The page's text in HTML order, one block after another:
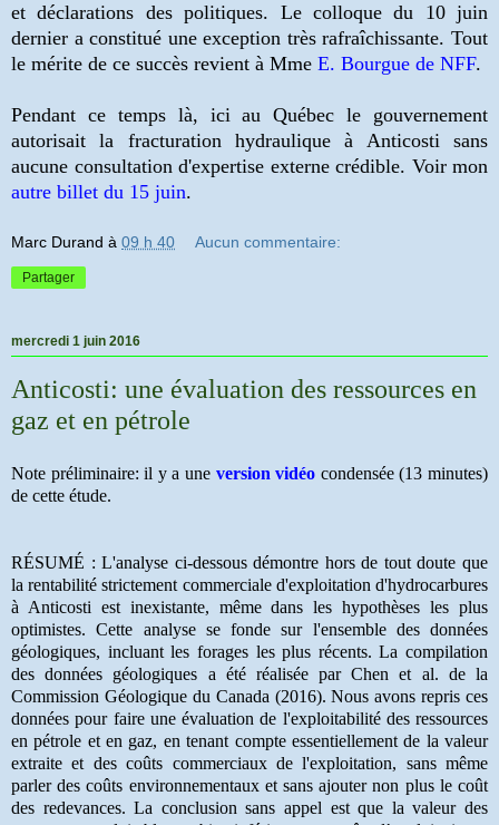
et déclarations des politiques. Le colloque du 10 juin
dernier a constitué une exception très rafraîchissante. Tout
le mérite de ce succès revient à Mme E. Bourgue de NFF.
Pendant ce temps là, ici au Québec le gouvernement
autorisait la fracturation hydraulique à Anticosti sans
aucune consultation d'expertise externe crédible. Voir mon
autre billet du 15 juin.
Marc Durand à 09 h 40 Aucun commentaire:
Partager
mercredi 1 juin 2016
Anticosti: une évaluation des ressources en
gaz et en pétrole
Note préliminaire: il y a une version vidéo condensée (13 minutes)
de cette étude.
RÉSUMÉ : L'analyse ci-dessous démontre hors de tout doute que
la rentabilité strictement commerciale d'exploitation d'hydrocarbures
à Anticosti est inexistante, même dans les hypothèses les plus
optimistes. Cette analyse se fonde sur l'ensemble des données
géologiques, incluant les forages les plus récents. La compilation
des données géologiques a été réalisée par Chen et al. de la
Commission Géologique du Canada (2016). Nous avons repris ces
données pour faire une évaluation de l'exploitabilité des ressources
en pétrole et en gaz, en tenant compte essentiellement de la valeur
extraite et des coûts commerciaux de l'exploitation, sans même
parler des coûts environnementaux et sans ajouter non plus le coût
des redevances. La conclusion sans appel est que la valeur des